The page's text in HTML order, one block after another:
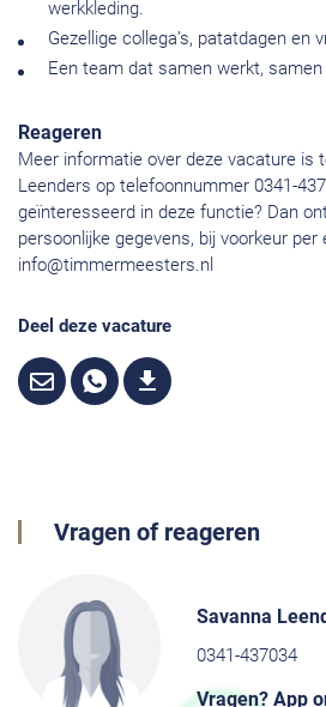
werkkleding.
Gezellige collega’s, patatdagen en
Een team dat samen werkt,
Reageren
Meer informatie over deze vacature is
Leenders op telefoonnummer 0341-
geïnteresseerd in deze functie? Dan
persoonlijke gegevens, bij voorkeur per
info@timmermeesters.nl
Deel deze vacature
Vragen of reageren
Savanna
0341-437034
Vragen? App